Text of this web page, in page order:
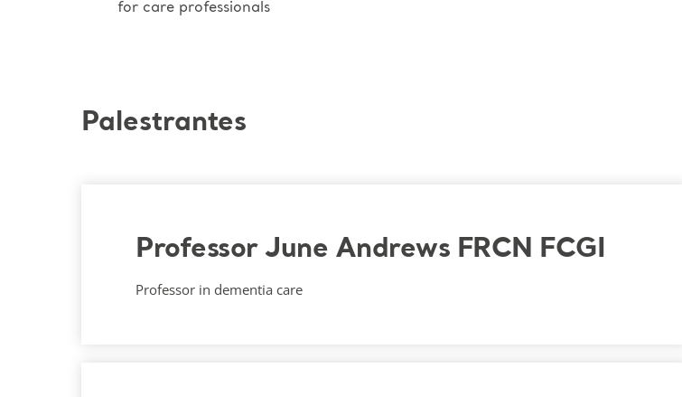
for care professionals
Palestrantes
Professor June Andrews FRCN FCGI
Professor in dementia care